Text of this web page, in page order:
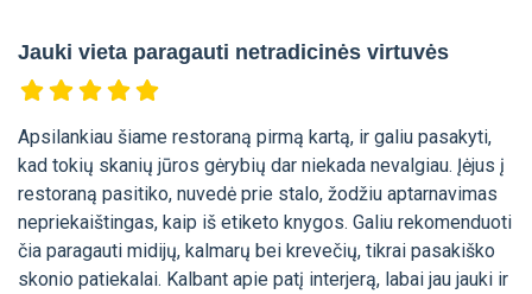
Jauki vieta paragauti netradicinės virtuvės
Apsilankiau šiame restoraną pirmą kartą, ir galiu pasakyti,
kad tokių skanių jūros gėrybių dar niekada nevalgiau. Įėjus į
restoraną pasitiko, nuvedė prie stalo, žodžiu aptarnavimas
nepriekaištingas, kaip iš etiketo knygos. Galiu rekomenduoti
čia paragauti midijų, kalmarų bei krevečių, tikrai pasakiško
skonio patiekalai. Kalbant apie patį interjerą, labai jau jauki ir